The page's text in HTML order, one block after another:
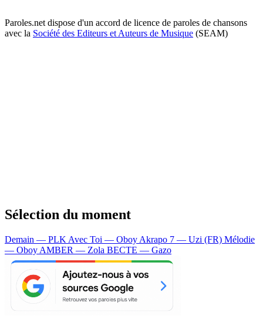
Paroles.net dispose d'un accord de licence de paroles de chansons
avec la Société des Editeurs et Auteurs de Musique (SEAM)
Sélection du moment
Demain — PLK Avec Toi — Oboy Akrapo 7 — Uzi (FR) Mélodie
— Oboy AMBER — Zola BECTE — Gazo